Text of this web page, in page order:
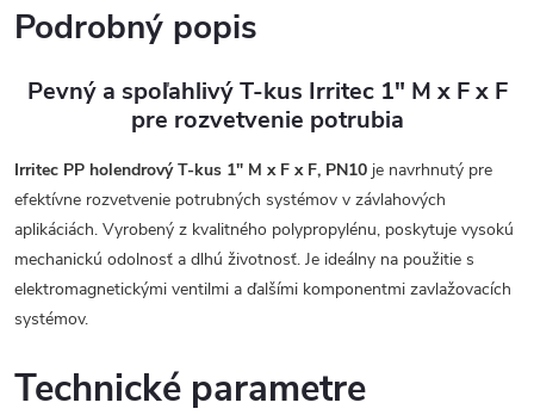
Podrobný popis
Pevný a spoľahlivý T-kus Irritec 1" M x F x F
pre rozvetvenie potrubia
Irritec PP holendrový T-kus 1" M x F x F, PN10 je navrhnutý pre
efektívne rozvetvenie potrubných systémov v závlahových
aplikáciách. Vyrobený z kvalitného polypropylénu, poskytuje vysokú
mechanickú odolnosť a dlhú životnosť. Je ideálny na použitie s
elektromagnetickými ventilmi a ďalšími komponentmi zavlažovacích
systémov.
Technické parametre